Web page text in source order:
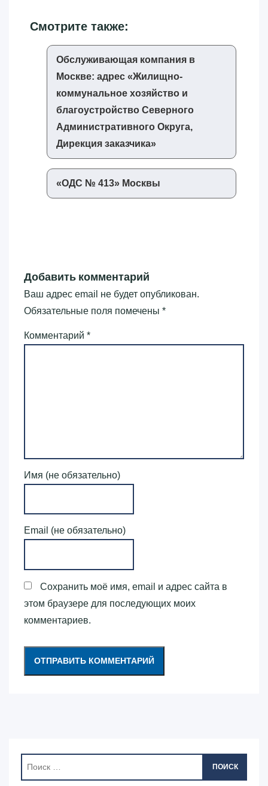
Смотрите также:
Обслуживающая компания в
Москве: адрес «‎Жилищно-
коммунальное хозяйство и
благоустройство Северного
Административного Округа,
Дирекция заказчика»‎
«‎ОДС № 413»‎ Москвы
Добавить комментарий
Ваш адрес email не будет опубликован.
Обязательные поля помечены *
Комментарий *
Имя (не обязательно)
Email (не обязательно)
Сохранить моё имя, email и адрес сайта в
этом браузере для последующих моих
комментариев.
ПОИСК